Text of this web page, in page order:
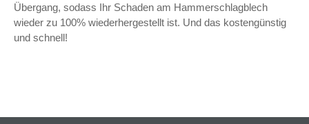
Übergang, sodass Ihr Schaden am Hammerschlagblech
wieder zu 100% wiederhergestellt ist. Und das kostengünstig
und schnell!